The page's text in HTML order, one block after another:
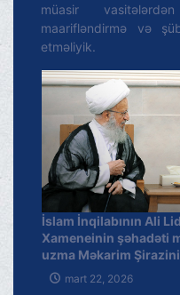
müasir
maarifləndirmə və
etməliyik.
İslam İnqilabının Ali
Xameneinin şəhadəti
uzma Məkarim
mart 22, 2026